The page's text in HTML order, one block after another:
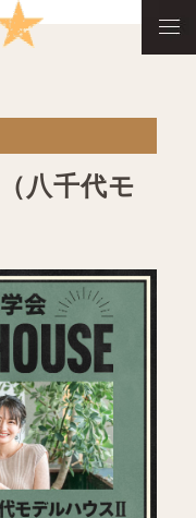
八千代モ